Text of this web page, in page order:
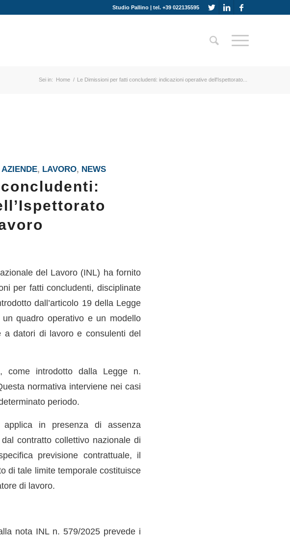
Studio Pallino | tel. +39 022135595
Sei in: Home / Le Dimissioni per fatti concludenti: indicazioni operative dell'Ispettorato...
, LAVORO, NEWS
del Lavoro (INL) ha fornito
per fatti concludenti, disciplinate
dall’articolo 19 della Legge
quadro operativo e un modello
a datori di lavoro e consulenti del
come introdotto dalla Legge n.
normativa interviene nei casi
periodo.
in presenza di assenza
contratto collettivo nazionale di
previsione contrattuale, il
di tale limite temporale costituisce
di lavoro.
nota INL n. 579/2025 prevede i